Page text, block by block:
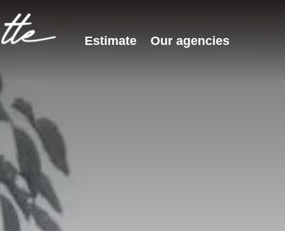
Estimate Our agencies